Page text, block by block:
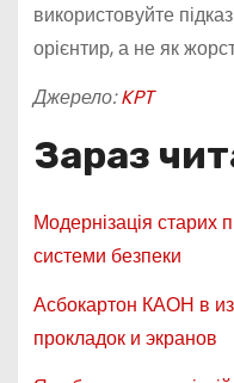
використовуйте
орієнтир, а не як
Джерело:KPT
Зараз
Модернізація старих
системи безпеки
Асбокартон КАОН в
прокладок и экранов